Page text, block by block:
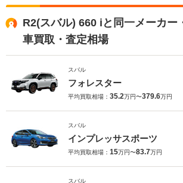
R2(スバル) 660 iと同一メーカー
車買取・査定相場
スバル
フォレスター
平均買取相場： 35.2万円〜379.6万円
スバル
インプレッサスポーツ
平均買取相場： 15万円〜83.7万円
スバル